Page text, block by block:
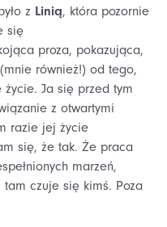
z Linią, która pozornie
się
proza, pokazująca,
również!) od tego,
życie. Ja się przed tym
z otwartymi
razie jej życie
się, że tak. Że praca
marzeń,
czuje się kimś. Poza